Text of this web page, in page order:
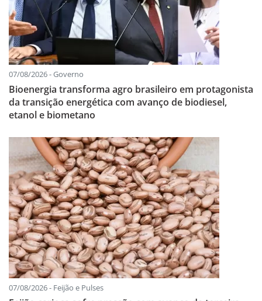
07/08/2026 - Governo
Bioenergia transforma agro brasileiro em protagonista
da transição energética com avanço de biodiesel,
etanol e biometano
07/08/2026 - Feijão e Pulses